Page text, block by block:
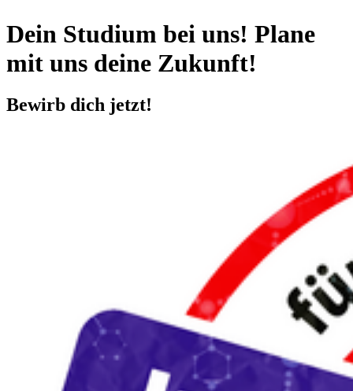
Dein Stu­di­um bei uns! Plane
mit uns deine Zu­kunft!
Be­wirb dich jetzt!